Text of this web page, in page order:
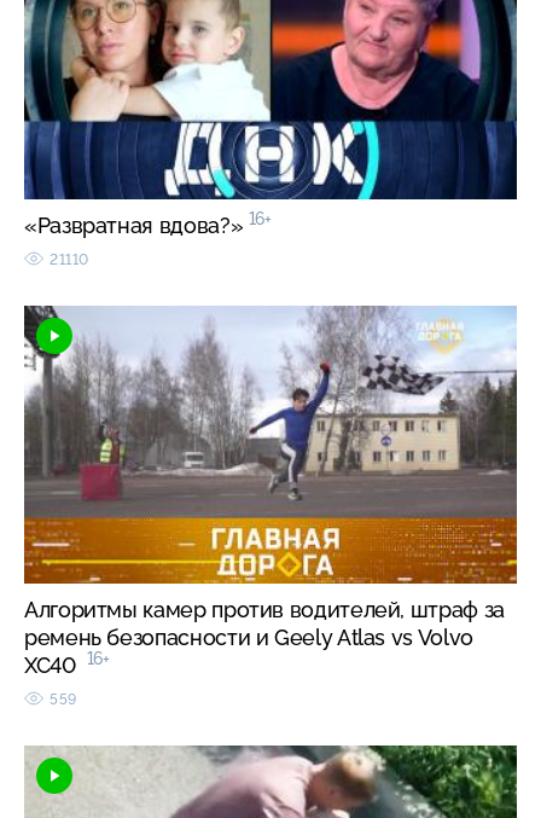
«Развратная вдова?» 16+
21110
Алгоритмы камер против водителей, штраф за
ремень безопасности и Geely Atlas vs Volvo
XC40 16+
559